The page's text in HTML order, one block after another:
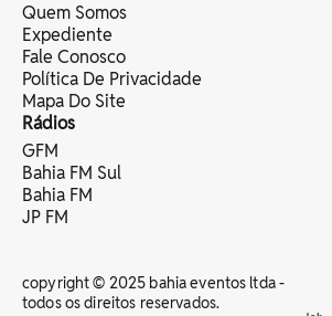
Quem Somos
Expediente
Fale Conosco
Política De Privacidade
Mapa Do Site
Rádios
GFM
Bahia FM Sul
Bahia FM
JP FM
copyright © 2025 bahia eventos ltda -
todos os direitos reservados.